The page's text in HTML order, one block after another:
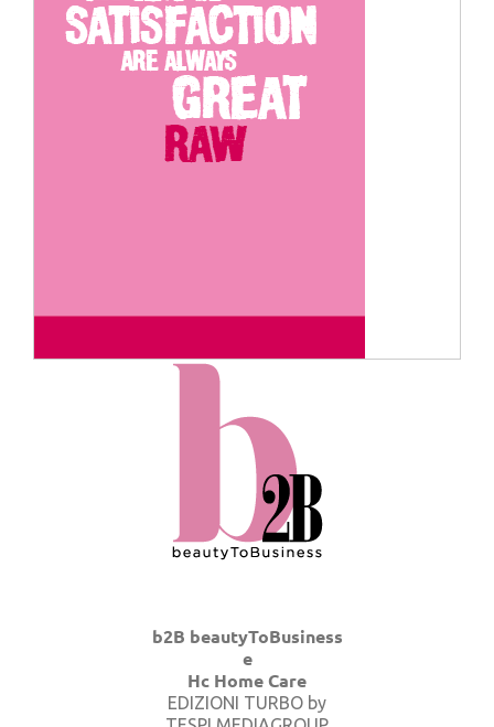
b2B beautyToBusiness
e
Hc Home Care
EDIZIONI TURBO by